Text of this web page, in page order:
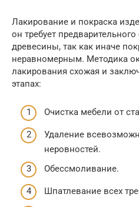
Лакирование и покраска
он требует
древесины, так как иначе
неравномерным. Методика
лакирования схожая и
этапах:
Очистка мебели от
Удаление
неровностей.
Обессмоливание.
Шпатлевание всех